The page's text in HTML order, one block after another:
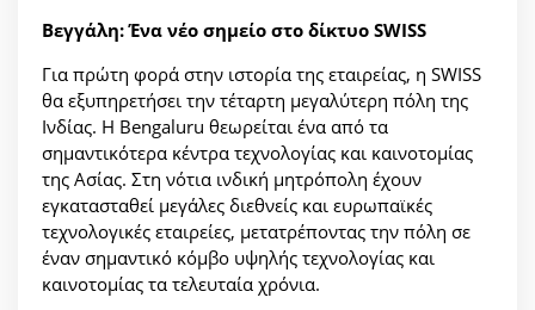
Βεγγάλη: Ένα νέο σημείο στο δίκτυο SWISS
Για πρώτη φορά στην ιστορία της εταιρείας, η SWISS
θα εξυπηρετήσει την τέταρτη μεγαλύτερη πόλη της
Ινδίας. Η Bengaluru θεωρείται ένα από τα
σημαντικότερα κέντρα τεχνολογίας και καινοτομίας
της Ασίας. Στη νότια ινδική μητρόπολη έχουν
εγκατασταθεί μεγάλες διεθνείς και ευρωπαϊκές
τεχνολογικές εταιρείες, μετατρέποντας την πόλη σε
έναν σημαντικό κόμβο υψηλής τεχνολογίας και
καινοτομίας τα τελευταία χρόνια.